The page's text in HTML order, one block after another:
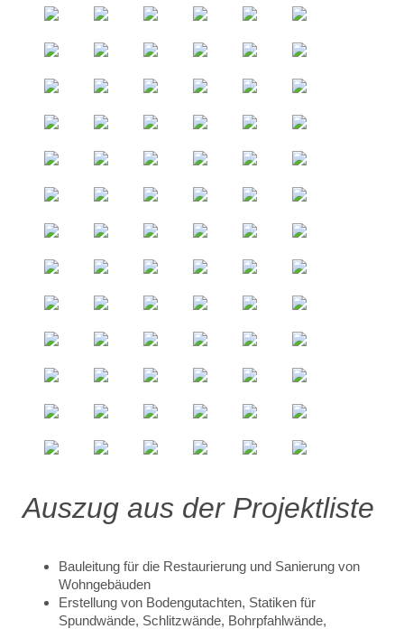
Auszug aus der Projektliste
Bauleitung für die Restaurierung und Sanierung von
Wohngebäuden
Erstellung von Bodengutachten, Statiken für
Spundwände, Schlitzwände, Bohrpfahlwände,